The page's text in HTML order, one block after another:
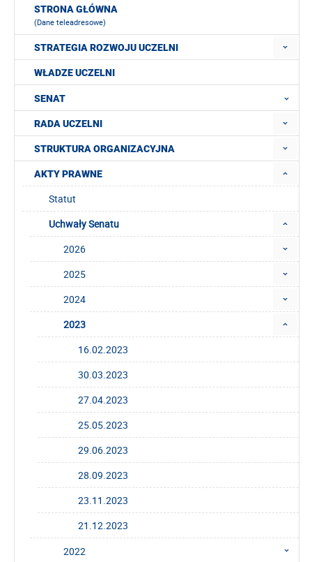
STRONA GŁÓWNA
(Dane teleadresowe)
STRATEGIA ROZWOJU UCZELNI
WŁADZE UCZELNI
SENAT
RADA UCZELNI
STRUKTURA ORGANIZACYJNA
AKTY PRAWNE
Statut
Uchwały Senatu
2026
2025
2024
2023
16.02.2023
30.03.2023
27.04.2023
25.05.2023
29.06.2023
28.09.2023
23.11.2023
21.12.2023
2022